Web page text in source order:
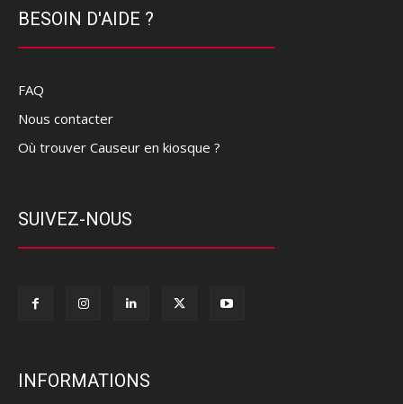
BESOIN D'AIDE ?
FAQ
Nous contacter
Où trouver Causeur en kiosque ?
SUIVEZ-NOUS
INFORMATIONS